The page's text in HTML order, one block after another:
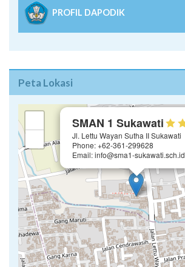
PROFIL DAPODIK
Peta Lokasi
SMAN 1 Sukawati
Jl. Lettu Wayan Sutha II Sukawati
Phone: +62-361-299628
Email: info@sma1-sukawati.sch.id